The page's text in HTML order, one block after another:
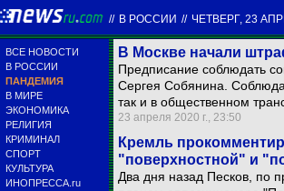
// В РОССИИ // ЧЕТВЕРГ, 23
ВСЕ НОВОСТИ
В РОССИИ
ПАНДЕМИЯ
В МИРЕ
ЭКОНОМИКА
РЕЛИГИЯ
КРИМИНАЛ
СПОРТ
КУЛЬТУРА
ИНОПРЕССА.ru
В Москве начали
Предписание соблюдать
Сергея Собянина.
так и в общественном
23 апреля 2020 г., 23:50
Кремль
"поверхностной" и
Два дня назад Песков, по